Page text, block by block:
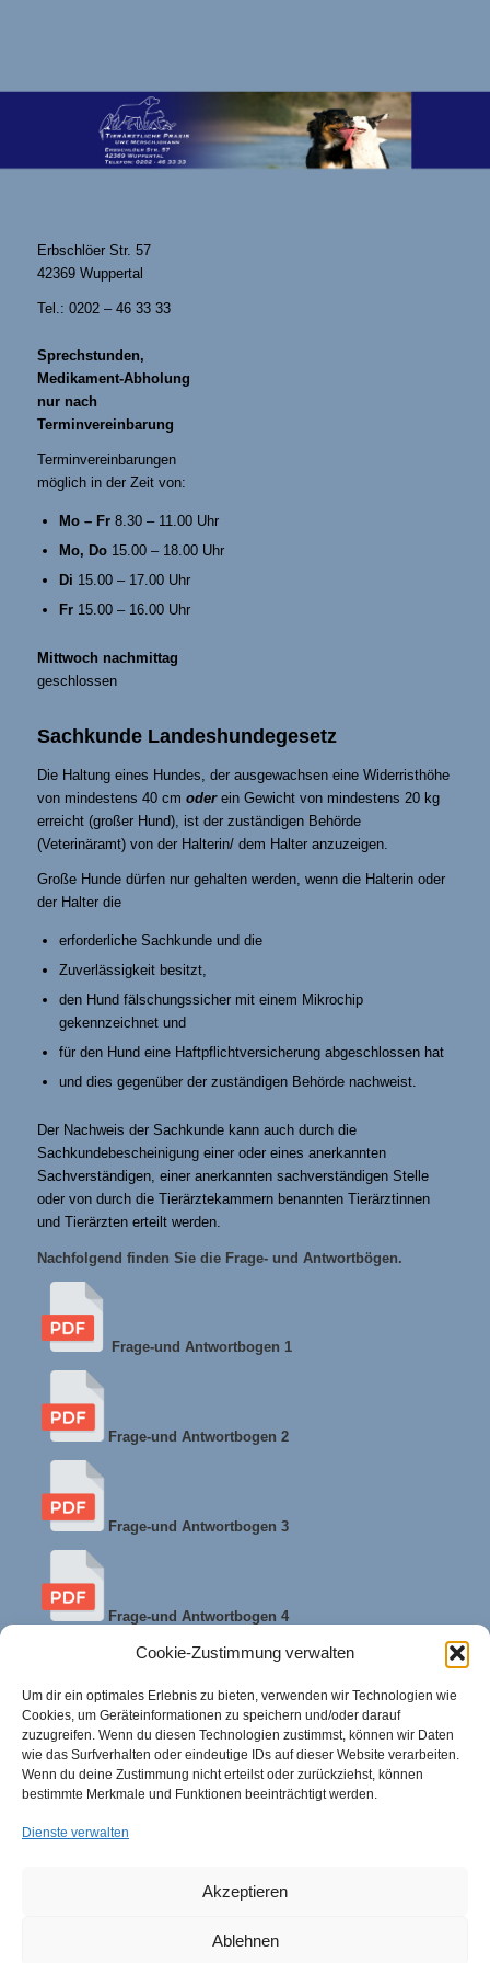
Cookie-Zustimmung verwalten
Um dir ein optimales Erlebnis zu bieten, verwenden wir Technologien wie
Cookies, um Geräteinformationen zu speichern und/oder darauf
zuzugreifen. Wenn du diesen Technologien zustimmst, können wir Daten
wie das Surfverhalten oder eindeutige IDs auf dieser Website verarbeiten.
Wenn du deine Zustimmung nicht erteilst oder zurückziehst, können
bestimmte Merkmale und Funktionen beeinträchtigt werden.
Dienste verwalten
Akzeptieren
Ablehnen
Erbschlöer Str. 57
42369 Wuppertal
Tel.: 0202 – 46 33 33
Sprechstunden,
Medikament-Abholung
nur nach
Terminvereinbarung
Terminvereinbarungen
möglich in der Zeit von:
Mo – Fr 8.30 – 11.00 Uhr
Mo, Do 15.00 – 18.00 Uhr
Di 15.00 – 17.00 Uhr
Fr 15.00 – 16.00 Uhr
Mittwoch nachmittag
geschlossen
Sachkunde Landeshundegesetz
Die Haltung eines Hundes, der ausgewachsen eine Widerristhöhe
von mindestens 40 cm oder ein Gewicht von mindestens 20 kg
erreicht (großer Hund), ist der zuständigen Behörde
(Veterinäramt) von der Halterin/ dem Halter anzuzeigen.
Große Hunde dürfen nur gehalten werden, wenn die Halterin oder
der Halter die
erforderliche Sachkunde und die
Zuverlässigkeit besitzt,
den Hund fälschungssicher mit einem Mikrochip
gekennzeichnet und
für den Hund eine Haftpflichtversicherung abgeschlossen hat
und dies gegenüber der zuständigen Behörde nachweist.
Der Nachweis der Sachkunde kann auch durch die
Sachkundebescheinigung einer oder eines anerkannten
Sachverständigen, einer anerkannten sachverständigen Stelle
oder von durch die Tierärztekammern benannten Tierärztinnen
und Tierärzten erteilt werden.
Nachfolgend finden Sie die Frage- und Antwortbögen.
Frage-und Antwortbogen 1
Frage-und Antwortbogen 2
Frage-und Antwortbogen 3
Frage-und Antwortbogen 4
Frage-und Antwortbogen 5
Frage-und Antwortbogen 6
Frage-und Antwortbogen 7